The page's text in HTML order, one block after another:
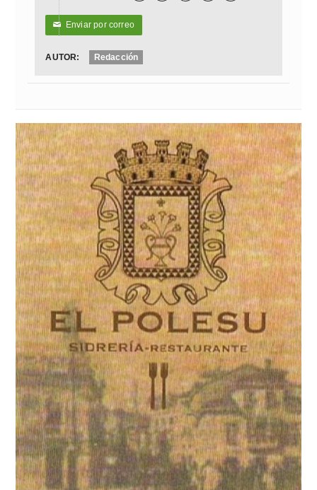
✉ Enviar por correo
AUTOR: Redacción